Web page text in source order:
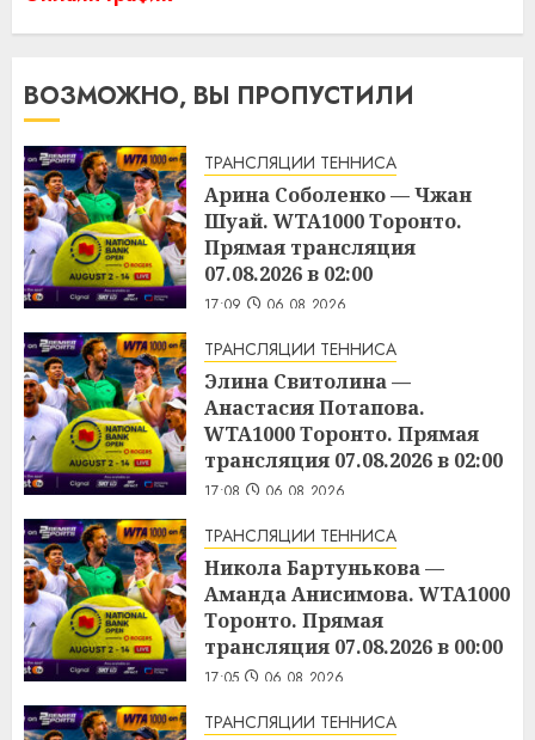
ВОЗМОЖНО, ВЫ ПРОПУСТИЛИ
ТРАНСЛЯЦИИ ТЕННИСА
Арина Соболенко — Чжан
Шуай. WTA1000 Торонто.
Прямая трансляция
07.08.2026 в 02:00
17:09 06.08.2026
ТРАНСЛЯЦИИ ТЕННИСА
Элина Свитолина —
Анастасия Потапова.
WTA1000 Торонто. Прямая
трансляция 07.08.2026 в 02:00
17:08 06.08.2026
ТРАНСЛЯЦИИ ТЕННИСА
Никола Бартунькова —
Аманда Анисимова. WTA1000
Торонто. Прямая
трансляция 07.08.2026 в 00:00
17:05 06.08.2026
ТРАНСЛЯЦИИ ТЕННИСА